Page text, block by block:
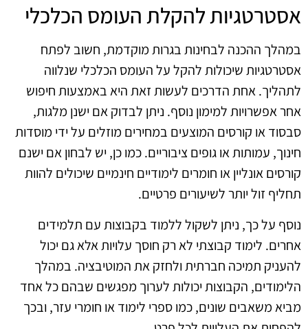
אסטרטגיות להקלת העומס הכלכלי
במהלך ההכנה לבחינות בגרות מוקדמת, חשוב לפתח
אסטרטגיות שיכולות להקל על העומס הכלכלי שנלווה
לתהליך. אחת הדרכים לעשות זאת היא באמצעות חיפוש
אחר אפשרויות למימון נוסף. ניתן לבדוק אם ישנן מלגות,
סבסוד או קורסים המוצעים במחירים מוזלים על ידי מוסדות
חינוך, עמותות או גופים ציבוריים. כמו כן, יש לבחון אם ישנם
קורסים אונליין או חומרים לימודיים חינמיים שיכולים להוות
תחליף זול יותר לשיעורים פרטיים.
נוסף על כך, ניתן לשקול ללמוד בקבוצות עם תלמידים
אחרים. לימוד קבוצתי לא רק חוסך עלויות אלא גם יכול
להעניק תמיכה חברתית ולחזק את המוטיבציה. במהלך
הלימודים, הקבוצות יכולות לערוך מפגשים שבהם כל אחד
מביא משאבים שונים, כמו ספרי לימוד או חומרי עזר, ובכך